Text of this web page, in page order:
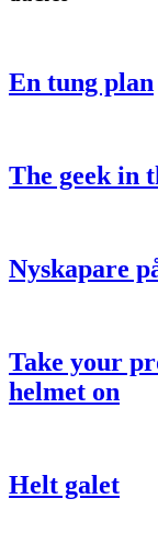
En tung plan
The geek in
Nyskapare
Take your
helmet on
Helt galet